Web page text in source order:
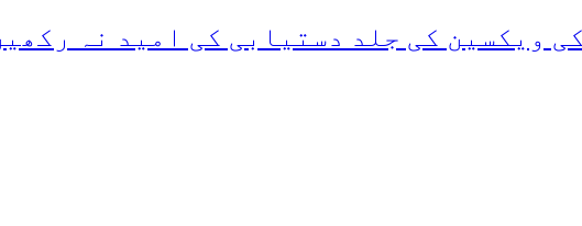
ویکسین کی جلد دستیابی کی امید نہ